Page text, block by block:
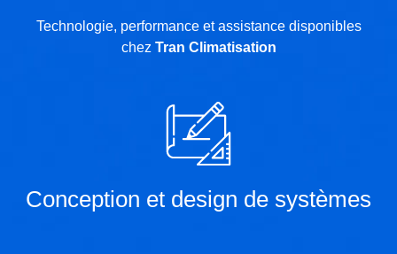
Technologie, performance et assistance disponibles
chez Tran Climatisation
Conception et design de systèmes